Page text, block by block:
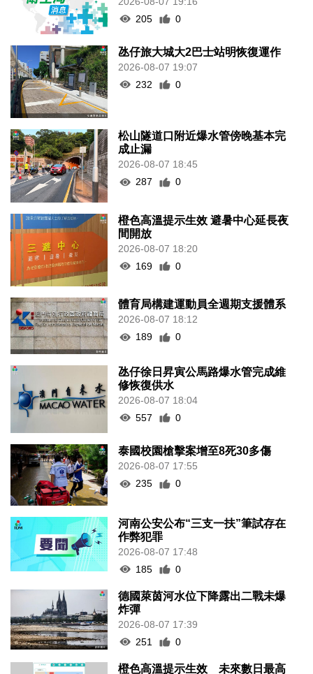
205
0
氹仔旅大城大2巴士站明恢復運作
2026-08-07 19:07
232
0
松山隧道口附近爆水管傍晚基本完
成止漏
2026-08-07 18:45
287
0
橙色高溫提示生效 避暑中心延長夜
間開放
2026-08-07 18:20
169
0
體育局構建運動員全週期支援體系
2026-08-07 18:12
189
0
氹仔徐日昇寅公馬路爆水管完成維
修恢復供水
2026-08-07 18:04
557
0
泰國校園槍擊案增至8死30多傷
2026-08-07 17:55
235
0
河南公安公布“三支一扶”筆試存在
作弊犯罪
2026-08-07 17:48
185
0
德國萊茵河水位下降露出二戰未爆
炸彈
2026-08-07 17:39
251
0
橙色高溫提示生效 未來數日最高